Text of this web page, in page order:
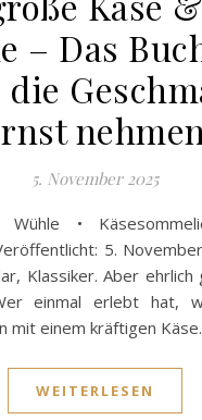
– Das
nehmen
5. November 2025
5.
Klassiker. Aber ehrlich
einmal erlebt hat,
mit einem kräftigen
WEITERLESEN